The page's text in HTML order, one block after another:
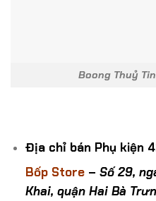
Boong Thuỷ
Địa chỉ bán Phụ kiện
Bốp Store– Số 29,
Khai, quận Hai Bà